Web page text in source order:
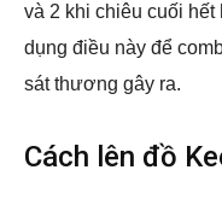
và 2 khi chiêu cuối
dụng điều này để
sát thương gây ra.
Cách lên đồ